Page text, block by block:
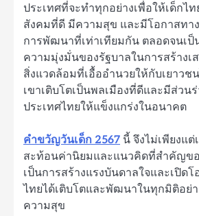
ประเทศที่จะทำทุกอย่างเพื่อให้เด็กไ
สังคมที่ดี มีความสุข และมีโอกาสทา
การพัฒนาที่เท่าเทียมกัน ตลอดจนเป็
ความมุ่งมั่นของรัฐบาลในการสร้างเ
สิ่งแวดล้อมที่เอื้ออำนวยให้กับเยาวช
เขาเติบโตเป็นพลเมืองที่ดีและมีส่วน
ประเทศไทยให้แข็งแกร่งในอนาคต
คำขวัญวันเด็ก 2567 นี้ จึงไม่เพียงแ
สะท้อนค่านิยมและแนวคิดที่สำคัญข
เป็นการสร้างแรงบันดาลใจและเปิด
ไทยได้เติบโตและพัฒนาในทุกมิติอย่
ความสุข